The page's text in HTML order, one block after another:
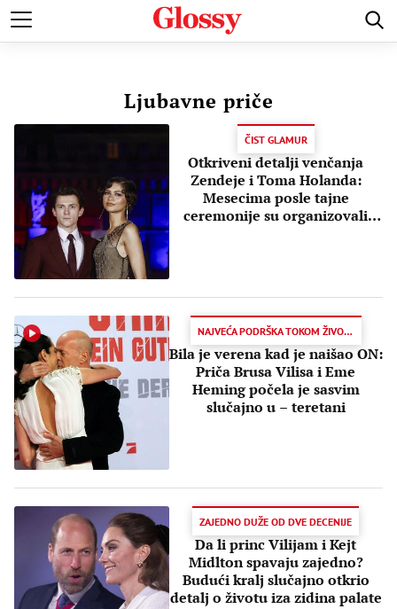
ŽIVOTNE PRIČE LJUBAVNE PRIČE VENČANJA DOMOVI
Ljubavne priče
ČIST GLAMUR
Otkriveni detalji venčanja
Zendeje i Toma Holanda:
Mesecima posle tajne
ceremonije su organizovali
NAJVEĆA PODRŠKA TOKOM ŽIVOTNE BORBE
Bila je verena kad je naišao ON:
Priča Brusa Vilisa i Eme
Heming počela je sasvim
slučajno u – teretani
ZAJEDNO DUŽE OD DVE DECENIJE
Da li princ Vilijam i Kejt
Midlton spavaju zajedno?
Budući kralj slučajno otkrio
detalj o životu iza zidina palate